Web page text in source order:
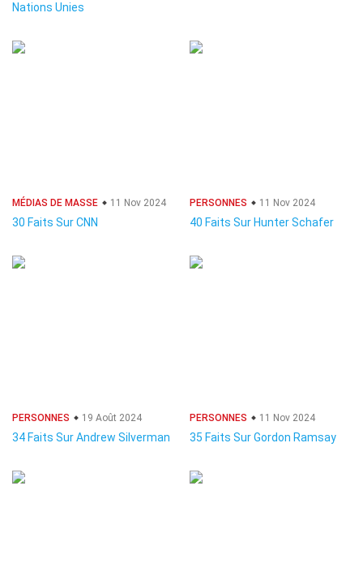
Nations Unies
MÉDIAS DE MASSE 11 Nov 2024
30 Faits Sur CNN
PERSONNES 11 Nov 2024
40 Faits Sur Hunter Schafer
PERSONNES 19 Août 2024
34 Faits Sur Andrew Silverman
PERSONNES 11 Nov 2024
35 Faits Sur Gordon Ramsay